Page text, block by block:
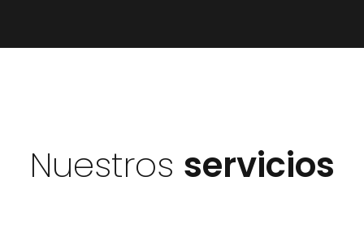
Nuestros servicios